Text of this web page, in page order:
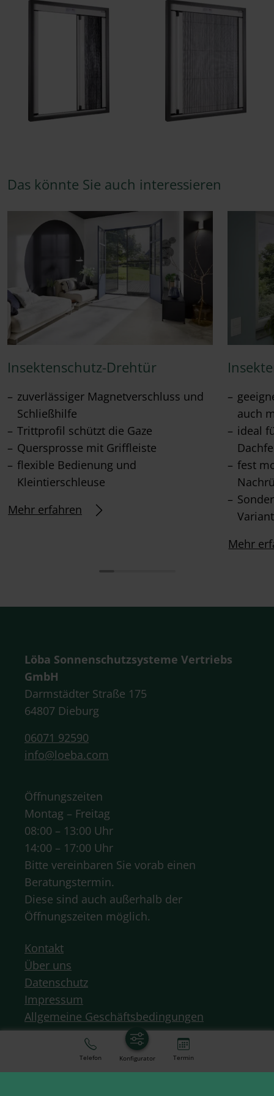
Das könnte Sie auch interessieren
Insektenschutz-Drehtür
zuverlässiger Magnetverschluss und
Schließhilfe
Trittprofil schützt die Gaze
Quersprosse mit Griffleiste
flexible Bedienung und
Kleintierschleuse
Mehr erfahren
auch
ideal
fest
Mehr
Löba Sonnenschutzsysteme Vertriebs
GmbH
Darmstädter Straße 175
64807 Dieburg
06071 92590
info@loeba.com
Öffnungszeiten
Montag – Freitag
08:00 – 13:00 Uhr
14:00 – 17:00 Uhr
Bitte vereinbaren Sie vorab einen
Beratungstermin.
Diese sind auch außerhalb der
Öffnungszeiten möglich.
Kontakt
Über uns
Datenschutz
Impressum
Allgemeine Geschäftsbedingungen
Telefon Konfigurator Termin